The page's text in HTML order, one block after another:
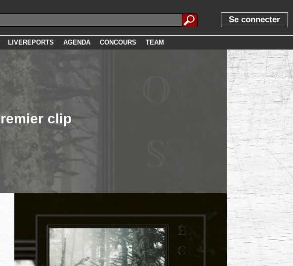
Se connecter
LIVEREPORTS AGENDA CONCOURS TEAM
clip